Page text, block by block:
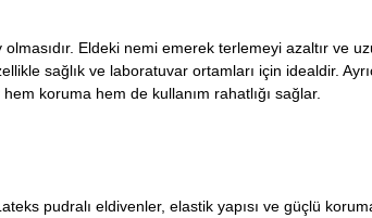
Eldeki nemi emerek terlemeyi azaltır ve
sağlık ve laboratuvar ortamları için idealdir.
koruma hem de kullanım rahatlığı sağlar.
pudralı eldivenler, elastik yapısı ve güçlü